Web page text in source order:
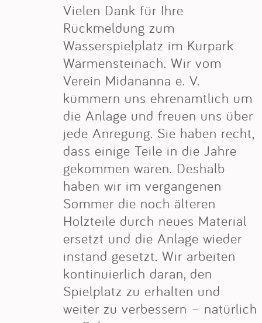
Vielen Dank für Ihre
Rückmeldung zum
Wasserspielplatz im Kurpark
Warmensteinach. Wir vom
Verein Midananna e. V.
kümmern uns ehrenamtlich um
die Anlage und freuen uns über
jede Anregung. Sie haben recht,
dass einige Teile in die Jahre
gekommen waren. Deshalb
haben wir im vergangenen
Sommer die noch älteren
Holzteile durch neues Material
ersetzt und die Anlage wieder
instand gesetzt. Wir arbeiten
kontinuierlich daran, den
Spielplatz zu erhalten und
weiter zu verbessern – natürlich